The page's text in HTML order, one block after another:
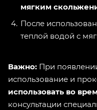
мягким
После
теплой водой с
Важно: При
использование и
использовать во
консультации